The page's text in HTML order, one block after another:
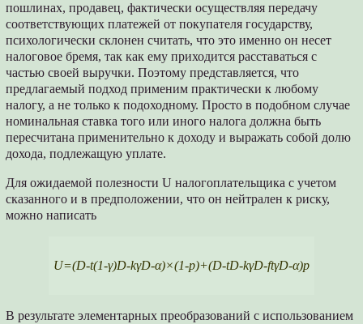
пошлинах, продавец, фактически осуществляя передачу
соответствующих платежей от покупателя государству,
психологически склонен считать, что это именно он несет
налоговое бремя, так как ему приходится расставаться с
частью своей выручки. Поэтому представляется, что
предлагаемый подход применим практически к любому
налогу, а не только к подоходному. Просто в подобном случае
номинальная ставка того или иного налога должна быть
пересчитана применительно к доходу и выражать собой долю
дохода, подлежащую уплате.
Для ожидаемой полезности U налогоплательщика с учетом
сказанного и в предположении, что он нейтрален к риску,
можно написать
U=(D-t(1-γ)D-kγD-α)×(1-p)+(D-tD-kγD-ftγD-α)p
В результате элементарных преобразований с использованием